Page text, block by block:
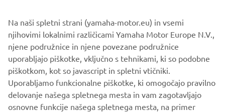
1119 NC Schiphol-Rijk
The Netherlands
Company registration number: 34084613
Na naši spletni strani (yamaha-motor.eu) in vsemi
njihovimi lokalnimi različicami Yamaha Motor Europe N.V.,
njene podružnice in njene povezane podružnice
uporabljajo piškotke, vključno s tehnikami, ki so podobne
piškotkom, kot so javascript in spletni vtičniki.
Uporabljamo funkcionalne piškotke, ki omogočajo pravilno
delovanje našega spletnega mesta in vam zagotavljajo
osnovne funkcije našega spletnega mesta, na primer